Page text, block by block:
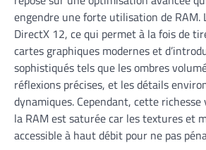
engendre une forte utilisation de RAM.
DirectX 12, ce qui permet à la fois de
cartes graphiques modernes et
sophistiqués tels que les ombres
réflexions précises, et les détails
dynamiques. Cependant, cette
la RAM est saturée car les textures et
accessible à haut débit pour ne pas